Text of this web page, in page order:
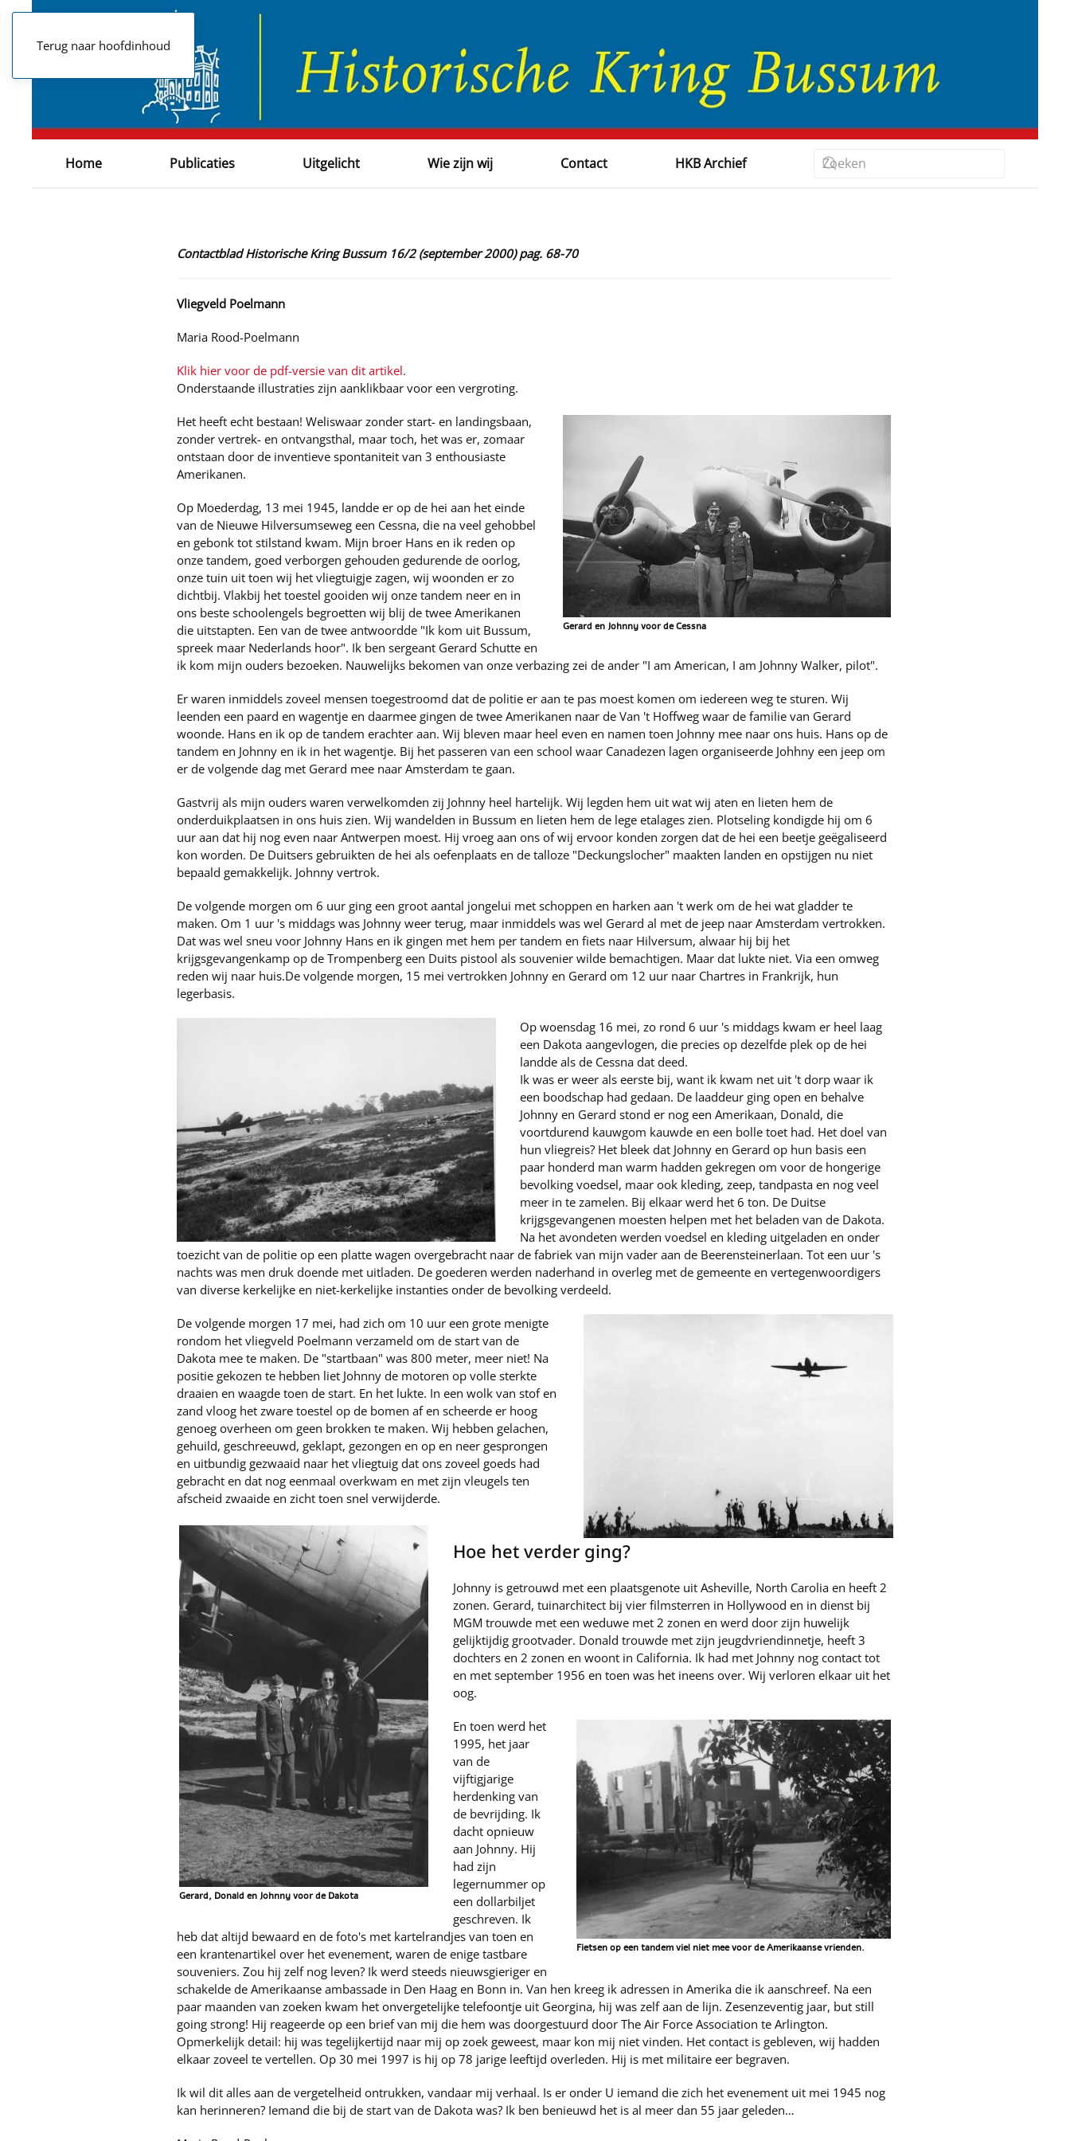
Terug naar hoofdinhoud
Home Publicaties Uitgelicht Wie zijn wij Contact HKB Archief
Contactblad Historische Kring Bussum 16/2 (september 2000) pag. 68-70
Vliegveld Poelmann
Maria Rood-Poelmann
Klik hier voor de pdf-versie van dit artikel.
Onderstaande illustraties zijn aanklikbaar voor een vergroting.
Gerard en Johnny voor de Cessna
Het heeft echt bestaan! Weliswaar zonder start- en landingsbaan,
zonder vertrek- en ontvangsthal, maar toch, het was er, zomaar
ontstaan door de inventieve spontaniteit van 3 enthousiaste
Amerikanen.
Op Moederdag, 13 mei 1945, landde er op de hei aan het einde
van de Nieuwe Hilversumseweg een Cessna, die na veel gehobbel
en gebonk tot stilstand kwam. Mijn broer Hans en ik reden op
onze tandem, goed verborgen gehouden gedurende de oorlog,
onze tuin uit toen wij het vliegtuigje zagen, wij woonden er zo
dichtbij. Vlakbij het toestel gooiden wij onze tandem neer en in
ons beste schoolengels begroetten wij blij de twee Amerikanen
die uitstapten. Een van de twee antwoordde "Ik kom uit Bussum,
spreek maar Nederlands hoor". Ik ben sergeant Gerard Schutte en
ik kom mijn ouders bezoeken. Nauwelijks bekomen van onze verbazing zei de ander "I am American, I am Johnny Walker, pilot".
Er waren inmiddels zoveel mensen toegestroomd dat de politie er aan te pas moest komen om iedereen weg te sturen. Wij
leenden een paard en wagentje en daarmee gingen de twee Amerikanen naar de Van 't Hoffweg waar de familie van Gerard
woonde. Hans en ik op de tandem erachter aan. Wij bleven maar heel even en namen toen Johnny mee naar ons huis. Hans op de
tandem en Johnny en ik in het wagentje. Bij het passeren van een school waar Canadezen lagen organiseerde Johhny een jeep om
er de volgende dag met Gerard mee naar Amsterdam te gaan.
Gastvrij als mijn ouders waren verwelkomden zij Johnny heel hartelijk. Wij legden hem uit wat wij aten en lieten hem de
onderduikplaatsen in ons huis zien. Wij wandelden in Bussum en lieten hem de lege etalages zien. Plotseling kondigde hij om 6
uur aan dat hij nog even naar Antwerpen moest. Hij vroeg aan ons of wij ervoor konden zorgen dat de hei een beetje geëgaliseerd
kon worden. De Duitsers gebruikten de hei als oefenplaats en de talloze "Deckungslocher" maakten landen en opstijgen nu niet
bepaald gemakkelijk. Johnny vertrok.
De volgende morgen om 6 uur ging een groot aantal jongelui met schoppen en harken aan 't werk om de hei wat gladder te
maken. Om 1 uur 's middags was Johnny weer terug, maar inmiddels was wel Gerard al met de jeep naar Amsterdam vertrokken.
Dat was wel sneu voor Johnny Hans en ik gingen met hem per tandem en fiets naar Hilversum, alwaar hij bij het
krijgsgevangenkamp op de Trompenberg een Duits pistool als souvenier wilde bemachtigen. Maar dat lukte niet. Via een omweg
reden wij naar huis.De volgende morgen, 15 mei vertrokken Johnny en Gerard om 12 uur naar Chartres in Frankrijk, hun
legerbasis.
Op woensdag 16 mei, zo rond 6 uur 's middags kwam er heel laag
een Dakota aangevlogen, die precies op dezelfde plek op de hei
landde als de Cessna dat deed.
Ik was er weer als eerste bij, want ik kwam net uit 't dorp waar ik
een boodschap had gedaan. De laaddeur ging open en behalve
Johnny en Gerard stond er nog een Amerikaan, Donald, die
voortdurend kauwgom kauwde en een bolle toet had. Het doel van
hun vliegreis? Het bleek dat Johnny en Gerard op hun basis een
paar honderd man warm hadden gekregen om voor de hongerige
bevolking voedsel, maar ook kleding, zeep, tandpasta en nog veel
meer in te zamelen. Bij elkaar werd het 6 ton. De Duitse
krijgsgevangenen moesten helpen met het beladen van de Dakota.
Na het avondeten werden voedsel en kleding uitgeladen en onder
toezicht van de politie op een platte wagen overgebracht naar de fabriek van mijn vader aan de Beerensteinerlaan. Tot een uur 's
nachts was men druk doende met uitladen. De goederen werden naderhand in overleg met de gemeente en vertegenwoordigers
van diverse kerkelijke en niet-kerkelijke instanties onder de bevolking verdeeld.
De volgende morgen 17 mei, had zich om 10 uur een grote menigte
rondom het vliegveld Poelmann verzameld om de start van de
Dakota mee te maken. De "startbaan" was 800 meter, meer niet! Na
positie gekozen te hebben liet Johnny de motoren op volle sterkte
draaien en waagde toen de start. En het lukte. In een wolk van stof en
zand vloog het zware toestel op de bomen af en scheerde er hoog
genoeg overheen om geen brokken te maken. Wij hebben gelachen,
gehuild, geschreeuwd, geklapt, gezongen en op en neer gesprongen
en uitbundig gezwaaid naar het vliegtuig dat ons zoveel goeds had
gebracht en dat nog eenmaal overkwam en met zijn vleugels ten
afscheid zwaaide en zicht toen snel verwijderde.
Gerard, Donald en Johnny voor de Dakota
Hoe het verder ging?
Johnny is getrouwd met een plaatsgenote uit Asheville, North Carolia en heeft 2
zonen. Gerard, tuinarchitect bij vier filmsterren in Hollywood en in dienst bij
MGM trouwde met een weduwe met 2 zonen en werd door zijn huwelijk
gelijktijdig grootvader. Donald trouwde met zijn jeugdvriendinnetje, heeft 3
dochters en 2 zonen en woont in California. Ik had met Johnny nog contact tot
en met september 1956 en toen was het ineens over. Wij verloren elkaar uit het
oog.
Fietsen op een tandem viel niet mee voor de Amerikaanse vrienden.
En toen werd het
1995, het jaar
van de
vijftigjarige
herdenking van
de bevrijding. Ik
dacht opnieuw
aan Johnny. Hij
had zijn
legernummer op
een dollarbiljet
geschreven. Ik
heb dat altijd bewaard en de foto's met kartelrandjes van toen en
een krantenartikel over het evenement, waren de enige tastbare
souveniers. Zou hij zelf nog leven? Ik werd steeds nieuwsgieriger en
schakelde de Amerikaanse ambassade in Den Haag en Bonn in. Van hen kreeg ik adressen in Amerika die ik aanschreef. Na een
paar maanden van zoeken kwam het onvergetelijke telefoontje uit Georgina, hij was zelf aan de lijn. Zesenzeventig jaar, but still
going strong! Hij reageerde op een brief van mij die hem was doorgestuurd door The Air Force Association te Arlington.
Opmerkelijk detail: hij was tegelijkertijd naar mij op zoek geweest, maar kon mij niet vinden. Het contact is gebleven, wij hadden
elkaar zoveel te vertellen. Op 30 mei 1997 is hij op 78 jarige leeftijd overleden. Hij is met militaire eer begraven.
Ik wil dit alles aan de vergetelheid ontrukken, vandaar mij verhaal. Is er onder U iemand die zich het evenement uit mei 1945 nog
kan herinneren? Iemand die bij de start van de Dakota was? Ik ben benieuwd het is al meer dan 55 jaar geleden…